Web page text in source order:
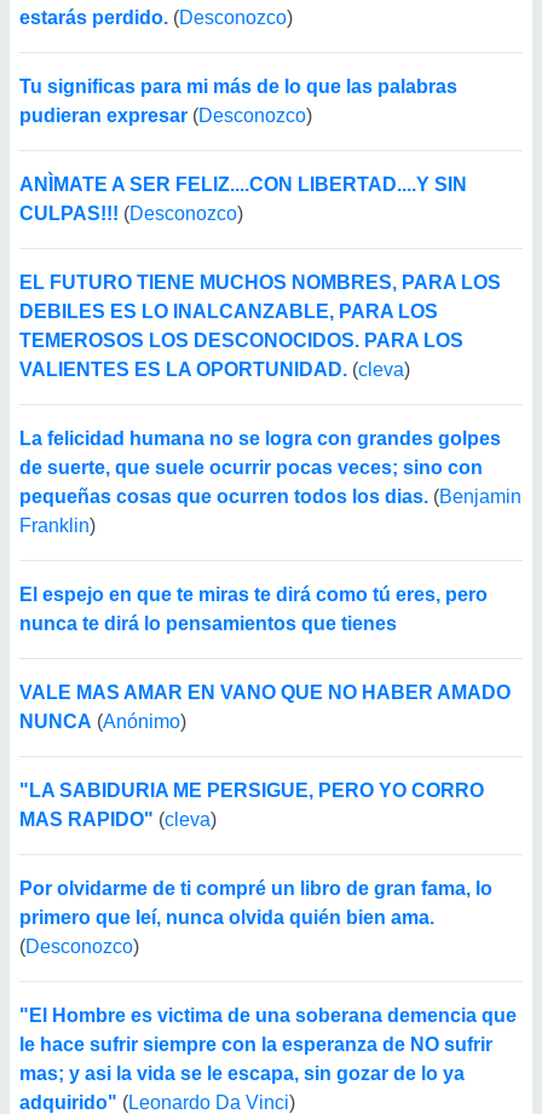
estarás perdido. (Desconozco)
Tu significas para mi más de lo que las palabras
pudieran expresar (Desconozco)
ANÌMATE A SER FELIZ....CON LIBERTAD....Y SIN
CULPAS!!! (Desconozco)
EL FUTURO TIENE MUCHOS NOMBRES, PARA LOS
DEBILES ES LO INALCANZABLE, PARA LOS
TEMEROSOS LOS DESCONOCIDOS. PARA LOS
VALIENTES ES LA OPORTUNIDAD. (cleva)
La felicidad humana no se logra con grandes golpes
de suerte, que suele ocurrir pocas veces; sino con
pequeñas cosas que ocurren todos los dias. (Benjamin
Franklin)
El espejo en que te miras te dirá como tú eres, pero
nunca te dirá lo pensamientos que tienes
VALE MAS AMAR EN VANO QUE NO HABER AMADO
NUNCA (Anónimo)
"LA SABIDURIA ME PERSIGUE, PERO YO CORRO
MAS RAPIDO" (cleva)
Por olvidarme de ti compré un libro de gran fama, lo
primero que leí, nunca olvida quién bien ama.
(Desconozco)
"El Hombre es victima de una soberana demencia que
le hace sufrir siempre con la esperanza de NO sufrir
mas; y asi la vida se le escapa, sin gozar de lo ya
adquirido" (Leonardo Da Vinci)